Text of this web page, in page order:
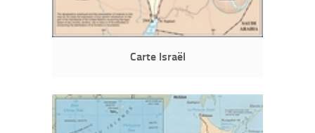
Carte Israël